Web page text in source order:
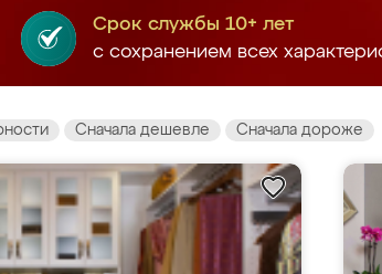
Срок службы 10+ лет
с сохранением всех
Сначала дешевле Сначала дороже